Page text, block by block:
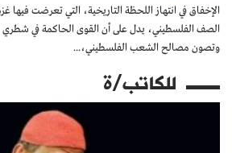
الإخفاق في انتهاز اللحظة التاريخية، التي تعرضت فيها
الصف الفلسطيني، يدل على أن القوى الحاكمة في شطري
وتصون مصالح الشعب الفلسطيني،...
للكاتب/ة